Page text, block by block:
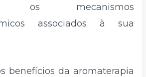
os mecanismos
associados à sua
benefícios da aromaterapia